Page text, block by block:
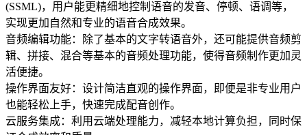
(SSML)，用户能更精细地控制语音的发音、停顿、语调等，
实现更加自然和专业的语音合成效果。
音频编辑功能：除了基本的文字转语音外，还可能提供音频剪
辑、拼接、混合等基本的音频处理功能，使得音频制作更加灵
活便捷。
操作界面友好：设计简洁直观的操作界面，即便是非专业用户
也能轻松上手，快速完成配音创作。
云服务集成：利用云端处理能力，减轻本地计算负担，同时保